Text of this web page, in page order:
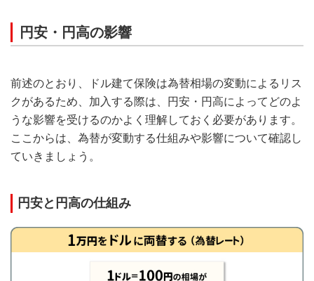
円安・円高の影響
前述のとおり、ドル建て保険は為替相場の変動によるリス
クがあるため、加入する際は、円安・円高によってどのよ
うな影響を受けるのかよく理解しておく必要があります。
ここからは、為替が変動する仕組みや影響について確認し
ていきましょう。
円安と円高の仕組み